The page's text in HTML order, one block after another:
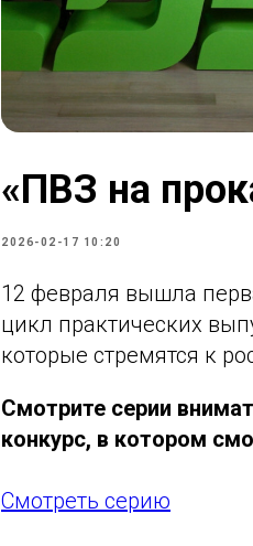
«ПВЗ на
2026-02-17 10:20
12 февраля вышла
цикл практических
которые стремятся к
Смотрите серии
конкурс, в котором
Смотреть серию